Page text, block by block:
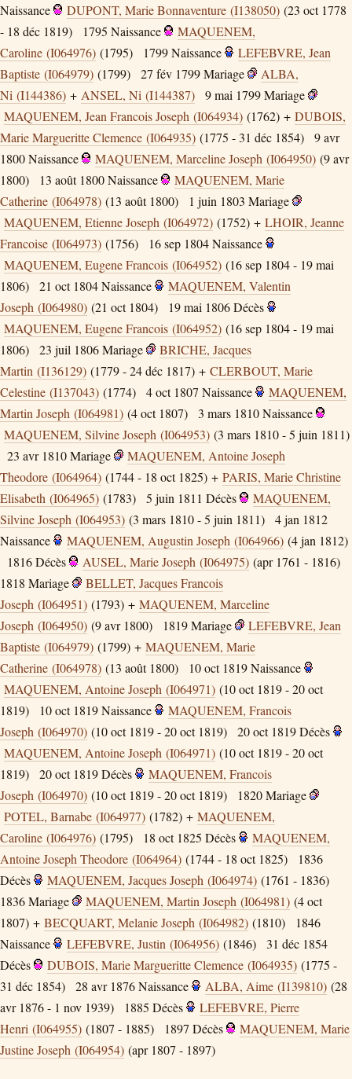
Naissance
DUPONT, Marie Bonnaventure (I138050) (23 oct 1778
- 18 déc 1819)
1795 Naissance
MAQUENEM,
Caroline (I064976) (1795) 1799Naissance
LEFEBVRE, Jean
Baptiste (I064979) (1799) 27 fév 1799Mariage
ALBA,
Ni (I144386) + ANSEL, Ni (I144387) 9 mai 1799Mariage
MAQUENEM, Jean Francois Joseph (I064934) (1762) + DUBOIS,
Marie Margueritte Clemence (I064935) (1775 - 31 déc 1854)
9 avr
1800Naissance MAQUENEM, Marceline Joseph (I064950) (9 avr
1800)
13 août 1800Naissance
MAQUENEM, Marie
Catherine (I064978) (13 août 1800) 1 juin 1803 Mariage
MAQUENEM, Etienne Joseph (I064972) (1752) + LHOIR, Jeanne
Francoise (I064973) (1756) 16 sep 1804Naissance
MAQUENEM, Eugene Francois (I064952) (16 sep 1804 - 19 mai
1806)
21 oct 1804Naissance
MAQUENEM, Valentin
Joseph (I064980) (21 oct 1804) 19 mai 1806Décès
MAQUENEM, Eugene Francois (I064952) (16 sep 1804 - 19 mai
1806)
23 juil 1806Mariage
BRICHE, Jacques
Martin (I136129) (1779 - 24 déc 1817) + CLERBOUT, Marie
Celestine (I137043) (1774) 4 oct 1807 Naissance
MAQUENEM,
Martin Joseph (I064981) (4 oct 1807) 3 mars 1810Naissance
MAQUENEM, Silvine Joseph (I064953) (3 mars 1810 - 5 juin 1811)
23 avr 1810Mariage
MAQUENEM, Antoine Joseph
Theodore (I064964) (1744 - 18 oct 1825) + PARIS, Marie Christine
Elisabeth (I064965) (1783) 5 juin 1811 Décès
MAQUENEM,
Silvine Joseph (I064953) (3 mars 1810 - 5 juin 1811)
4 jan 1812
Naissance
MAQUENEM, Augustin Joseph (I064966) (4 jan 1812)
1816Décès AUSEL, Marie Joseph (I064975) (apr 1761 - 1816)
1818 Mariage
BELLET, Jacques Francois
Joseph (I064951) (1793) + MAQUENEM, Marceline
Joseph (I064950) (9 avr 1800) 1819Mariage
LEFEBVRE, Jean
Baptiste (I064979) (1799) + MAQUENEM, Marie
Catherine (I064978) (13 août 1800) 10 oct 1819Naissance
MAQUENEM, Antoine Joseph (I064971) (10 oct 1819 - 20 oct
1819)
10 oct 1819Naissance
MAQUENEM, Francois
Joseph (I064970) (10 oct 1819 - 20 oct 1819) 20 oct 1819Décès
MAQUENEM, Antoine Joseph (I064971) (10 oct 1819 - 20 oct
1819)
20 oct 1819Décès
MAQUENEM, Francois
Joseph (I064970) (10 oct 1819 - 20 oct 1819) 1820Mariage
POTEL, Barnabe (I064977) (1782) + MAQUENEM,
Caroline (I064976) (1795) 18 oct 1825 Décès
MAQUENEM,
Antoine Joseph Theodore (I064964) (1744 - 18 oct 1825)
1836
Décès
MAQUENEM, Jacques Joseph (I064974) (1761 - 1836)
1836Mariage MAQUENEM, Martin Joseph (I064981) (4 oct
1807) + BECQUART, Melanie Joseph (I064982) (1810)
1846
Naissance
LEFEBVRE, Justin (I064956) (1846)
31 déc 1854
Décès
DUBOIS, Marie Margueritte Clemence (I064935) (1775 -
31 déc 1854)
28 avr 1876Naissance ALBA, Aime (I139810) (28
avr 1876 - 1 nov 1939)
1885 Décès
LEFEBVRE, Pierre
Henri (I064955) (1807 - 1885) 1897 Décès
MAQUENEM, Marie
Justine Joseph (I064954) (apr 1807 - 1897)